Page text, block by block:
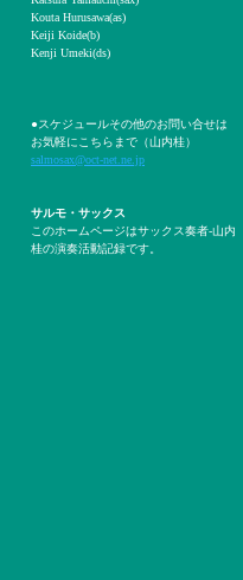
Kouta Hurusawa(as)
Keiji Koide(b)
Kenji Umeki(ds)
●スケジュールその他のお問い合せは
お気軽にこちらまで（山内桂）
salmosax@oct-net.ne.jp
サルモ・サックス
このホームページはサックス奏者-山内
桂の演奏活動記録です。